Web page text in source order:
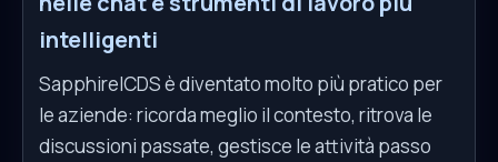
intelligenti
SapphireICDS è diventato molto più pratico per
le aziende: ricorda meglio il contesto, ritrova le
discussioni passate, gestisce le attività passo